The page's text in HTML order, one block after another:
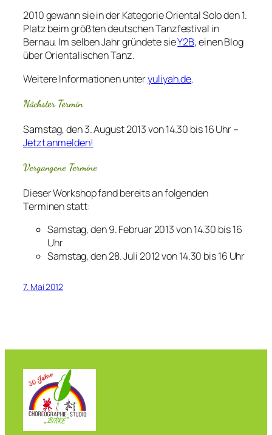
2010 gewann sie in der Kategorie Oriental Solo den 1.
Platz beim größten deutschen Tanzfestival in
Bernau. Im selben Jahr gründete sieY2B, einen Blog
über Orientalischen Tanz.
Weitere Informationen unteryuliyah.de.
Nächster Termin
Samstag, den 3. August 2013 von 14.30 bis 16 Uhr –
Jetzt anmelden!
Vergangene Termine
Dieser Workshop fand bereits an folgenden
Terminen statt:
Samstag, den 9. Februar 2013 von 14.30 bis 16
Uhr
Samstag, den 28. Juli 2012 von 14.30 bis 16 Uhr
7. Mai 2012